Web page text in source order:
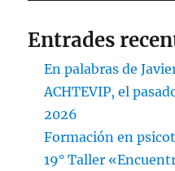
Entrades
En palabras de
ACHTEVIP, el
2026
Formación en
19° Taller